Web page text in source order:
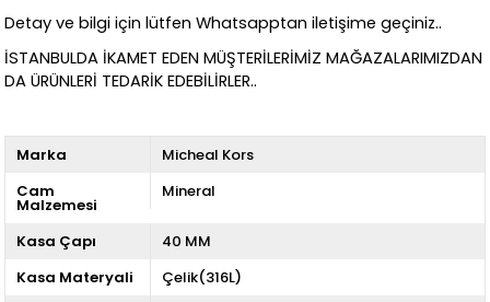
Detay ve bilgi için lütfen Whatsapptan iletişime geçiniz..
İSTANBULDA İKAMET EDEN MÜŞTERİLERİMİZ MAĞAZALARIMIZDAN
DA ÜRÜNLERİ TEDARİK EDEBİLİRLER..
Marka
Micheal Kors
Cam
Malzemesi
Mineral
Kasa Çapı
40 MM
Kasa Materyali
Çelik(316L)